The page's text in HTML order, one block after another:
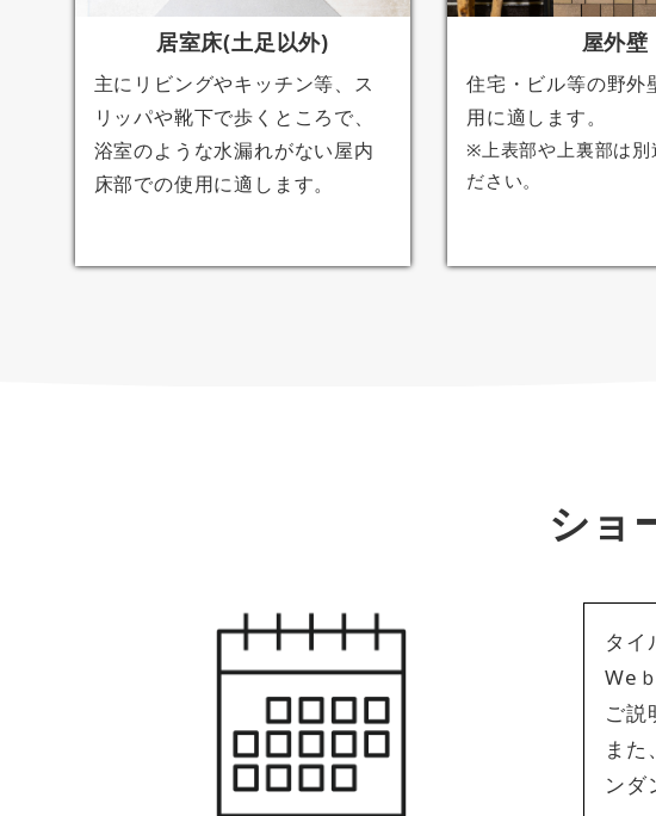
居室床(土足以外)
主にリビングやキッチン等、ス
リッパや靴下で歩くところで、
浴室のような水漏れがない屋内
床部での使用に適します。
屋外壁
住宅・ビル等の野外
用に適します。
※上表部や上裏部は別
ださい。
ショ
タイ
We
ご説
また
ンダ